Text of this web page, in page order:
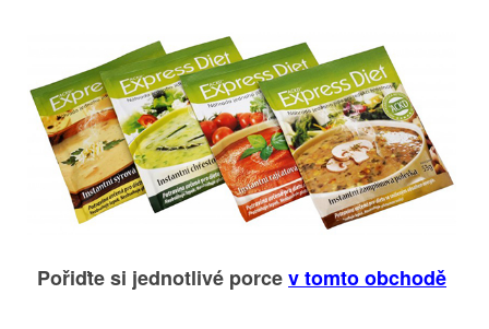
Pořiďte si jednotlivé porcev tomto obchodě